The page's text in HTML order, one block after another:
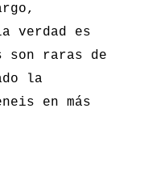
verdad es
son raras de
la
en más